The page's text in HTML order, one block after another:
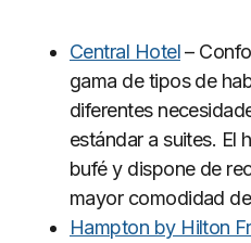
Central Hotel–
gama de tipos de
diferentes
estándar a suites. El
bufé y dispone de
mayor comodidad
Hampton by Hilton